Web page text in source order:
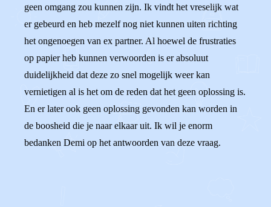
geen omgang zou kunnen zijn. Ik vindt het vreselijk wat
er gebeurd en heb mezelf nog niet kunnen uiten richting
het ongenoegen van ex partner. Al hoewel de frustraties
op papier heb kunnen verwoorden is er absoluut
duidelijkheid dat deze zo snel mogelijk weer kan
vernietigen al is het om de reden dat het geen oplossing is.
En er later ook geen oplossing gevonden kan worden in
de boosheid die je naar elkaar uit. Ik wil je enorm
bedanken Demi op het antwoorden van deze vraag.